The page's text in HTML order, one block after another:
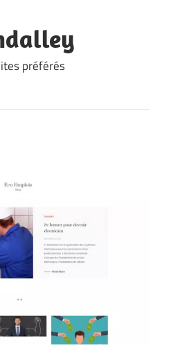
préférés